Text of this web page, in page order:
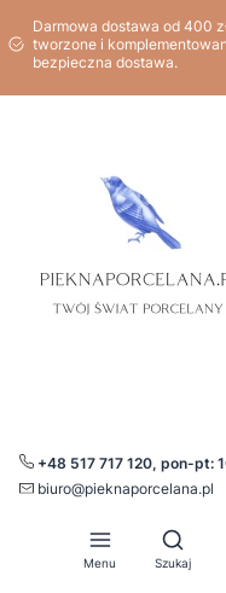
Darmowa dostawa od 400
tworzone i
bezpieczna dostawa.
+48 517 717 120, pon-pt:
biuro@pieknaporcelana.pl
Menu
Otwórz
Szukaj